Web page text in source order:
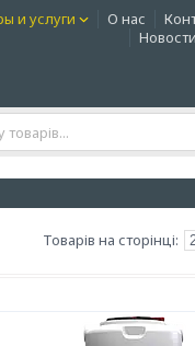
и услуги О нас
Новости